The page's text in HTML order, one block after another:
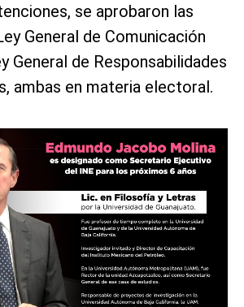
se aprobaron las
General de Comunicación
General de Responsabilidades
ambas en materia electoral.